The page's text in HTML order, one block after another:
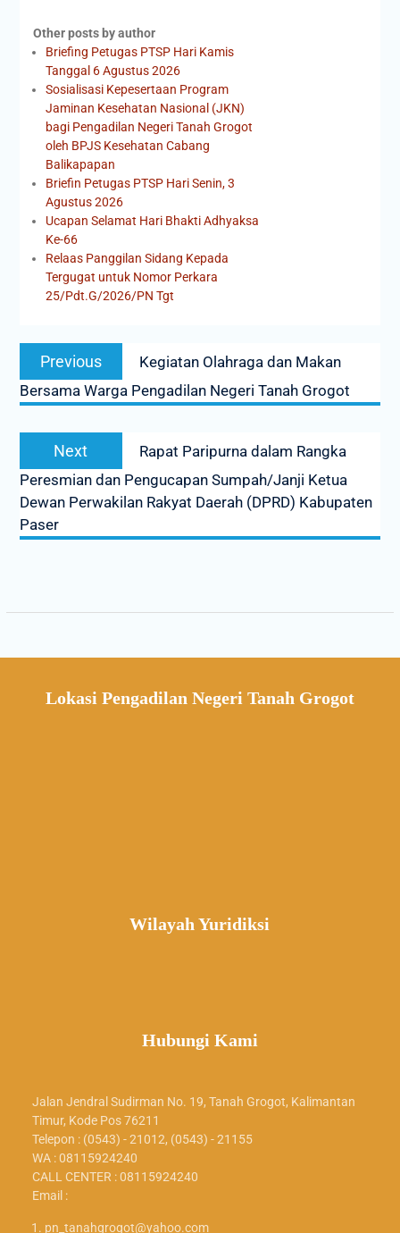
Other posts by author
Briefing Petugas PTSP Hari Kamis
Tanggal 6 Agustus 2026
Sosialisasi Kepesertaan Program
Jaminan Kesehatan Nasional (JKN)
bagi Pengadilan Negeri Tanah Grogot
oleh BPJS Kesehatan Cabang
Balikapapan
Briefin Petugas PTSP Hari Senin, 3
Agustus 2026
Ucapan Selamat Hari Bhakti Adhyaksa
Ke-66
Relaas Panggilan Sidang Kepada
Tergugat untuk Nomor Perkara
25/Pdt.G/2026/PN Tgt
Previous
Kegiatan Olahraga dan Makan
Bersama Warga Pengadilan Negeri Tanah Grogot
Next
Rapat Paripurna dalam Rangka
Peresmian dan Pengucapan Sumpah/Janji Ketua
Dewan Perwakilan Rakyat Daerah (DPRD) Kabupaten
Paser
Lokasi Pengadilan Negeri Tanah Grogot
Wilayah Yuridiksi
Hubungi Kami
Jalan Jendral Sudirman No. 19, Tanah Grogot, Kalimantan
Timur, Kode Pos 76211
Telepon : (0543) - 21012, (0543) - 21155
WA : 08115924240
CALL CENTER : 08115924240
Email :
pn_tanahgrogot@yahoo.com